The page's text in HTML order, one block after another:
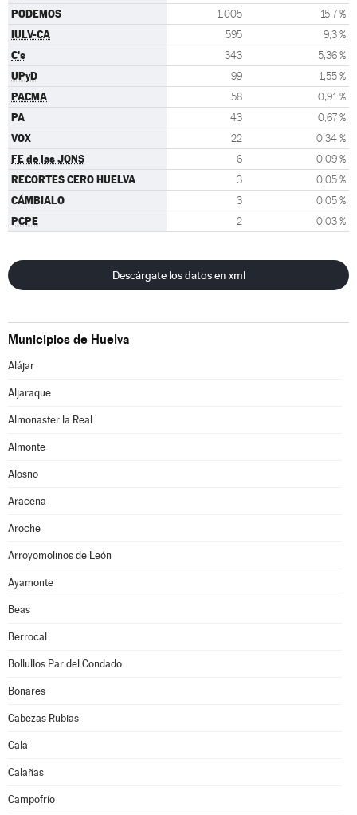
PODEMOS 1.005 15,7 %
IULV-CA 595 9,3 %
C's 343 5,36 %
UPyD 99 1,55 %
PACMA 58 0,91 %
PA 43 0,67 %
VOX 22 0,34 %
FE de las JONS 6 0,09 %
RECORTES CERO HUELVA 3 0,05 %
CÁMBIALO 3 0,05 %
PCPE 2 0,03 %
Descárgate los datos en xml
Municipios de Huelva
Alájar
Aljaraque
Almonaster la Real
Almonte
Alosno
Aracena
Aroche
Arroyomolinos de León
Ayamonte
Beas
Berrocal
Bollullos Par del Condado
Bonares
Cabezas Rubias
Cala
Calañas
Campofrío